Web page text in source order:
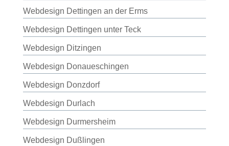
Webdesign Dettingen an der Erms
Webdesign Dettingen unter Teck
Webdesign Ditzingen
Webdesign Donaueschingen
Webdesign Donzdorf
Webdesign Durlach
Webdesign Durmersheim
Webdesign Dußlingen